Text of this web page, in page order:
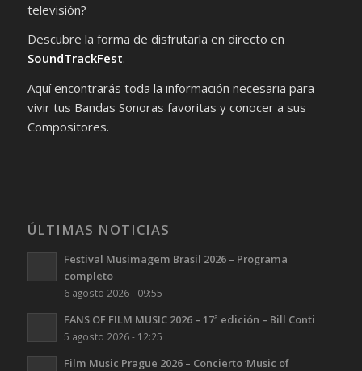
televisión?
Descubre la forma de disfrutarla en directo en
SoundTrackFest.
Aquí encontrarás toda la información necesaria para
vivir tus Bandas Sonoras favoritas y conocer a sus
Compositores.
ÚLTIMAS NOTICIAS
Festival Musimagem Brasil 2026 – Programa
completo
6 agosto 2026 - 09:55
FANS OF FILM MUSIC 2026 – 17ª edición – Bill Conti
5 agosto 2026 - 12:25
Film Music Prague 2026 – Concierto ‘Music of